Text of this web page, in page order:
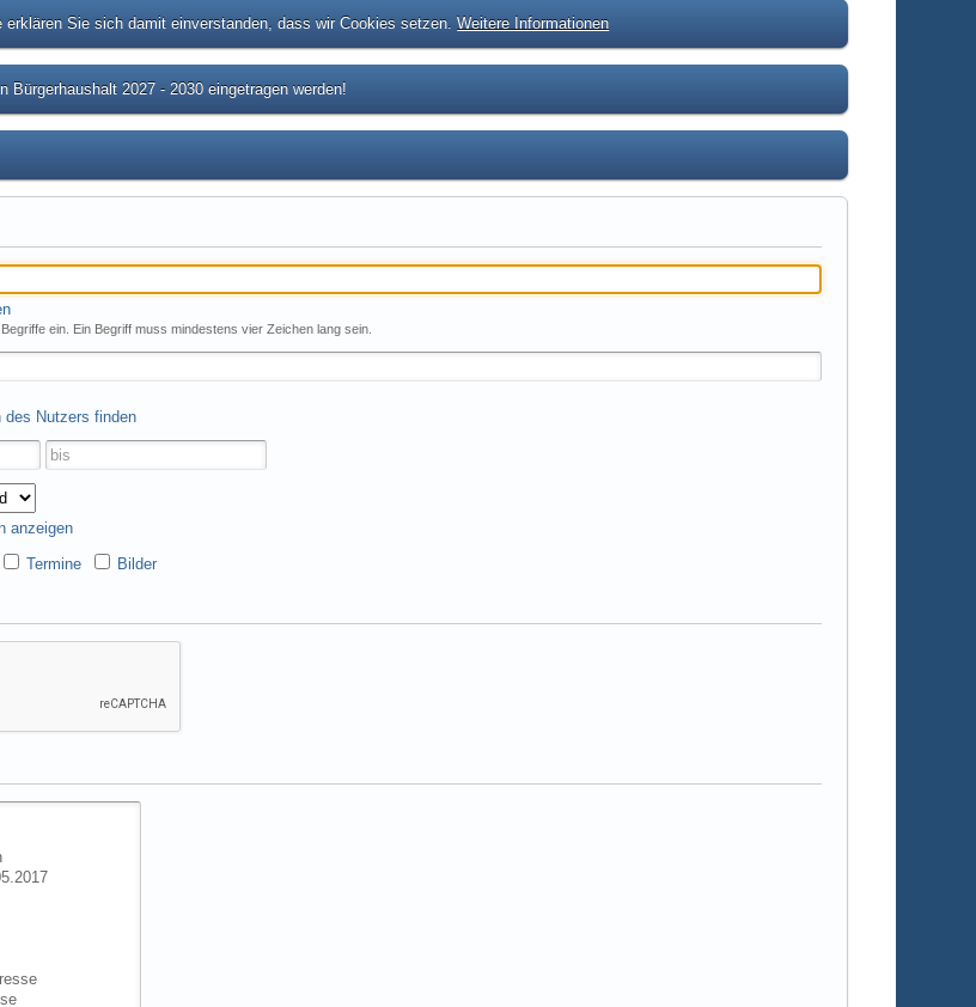
Sie sich damit einverstanden, dass wir Cookies setzen.Weitere Informationen
2027 - 2030 eingetragen werden!
ein. Ein Begriff muss mindestens vier Zeichen lang sein.
des Nutzers finden
anzeigen
Termine Bilder